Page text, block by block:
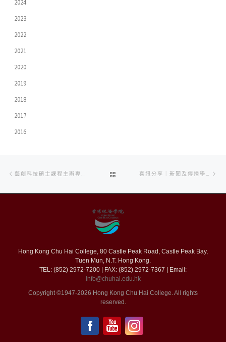
2024
2023
2022
2021
2020
2019
2018
2017
2016
Post
navigation
Previous
TO
POST
Hong Kong Chu Hai College, 80 Castle Peak Road, Castle Peak Bay,
Tuen Mun, N.T. Hong Kong.
TEL: (852) 2972-7200 | FAX: (852) 2972-7367 | Email:
info@chuhai.edu.hk
Copyright ©1947-2026 Hong Kong Chu Hai College. All rights
reserved.